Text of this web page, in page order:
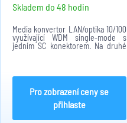
Skladem do 48 hodin
Media konvertor LAN/optika 10/100
využívající WDM single-mode s
jedním SC konektorem. Na druhé
straně optického vlákna je potřeba
Pro zobrazení ceny se
přihlaste